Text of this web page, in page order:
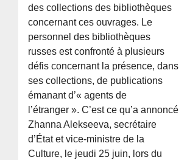
des collections des bibliothèques
concernant ces ouvrages. Le
personnel des bibliothèques
russes est confronté à plusieurs
défis concernant la présence, dans
ses collections, de publications
émanant d’« agents de
l’étranger ». C’est ce qu’a annoncé
Zhanna Alekseeva, secrétaire
d’État et vice-ministre de la
Culture, le jeudi 25 juin, lors du